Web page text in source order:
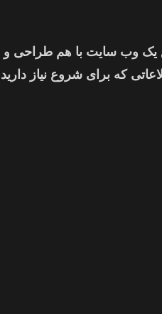
یک وب سایت با هم طراحی و
که برای شروع نیاز دارید